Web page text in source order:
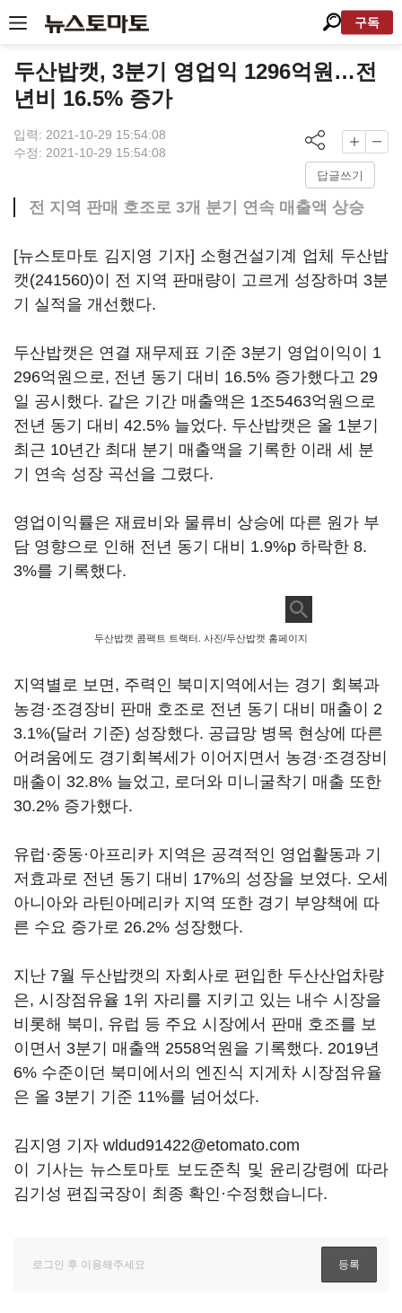
구독
두산밥캣, 3분기 영업익 1296억원…전
년비 16.5% 증가
입력: 2021-10-29 15:54:08
수정: 2021-10-29 15:54:08
답글쓰기
전 지역 판매 호조로 3개 분기 연속 매출액 상승
[뉴스토마토 김지영 기자] 소형건설기계 업체 두산밥
캣(241560)이 전 지역 판매량이 고르게 성장하며 3분
기 실적을 개선했다.
두산밥캣은 연결 재무제표 기준 3분기 영업이익이 1
296억원으로, 전년 동기 대비 16.5% 증가했다고 29
일 공시했다. 같은 기간 매출액은 1조5463억원으로
전년 동기 대비 42.5% 늘었다. 두산밥캣은 올 1분기
최근 10년간 최대 분기 매출액을 기록한 이래 세 분
기 연속 성장 곡선을 그렸다.
영업이익률은 재료비와 물류비 상승에 따른 원가 부
담 영향으로 인해 전년 동기 대비 1.9%p 하락한 8.
3%를 기록했다.
두산밥캣 콤팩트 트랙터. 사진/두산밥캣 홈페이지
지역별로 보면, 주력인 북미지역에서는 경기 회복과
농경·조경장비 판매 호조로 전년 동기 대비 매출이 2
3.1%(달러 기준) 성장했다. 공급망 병목 현상에 따른
어려움에도 경기회복세가 이어지면서 농경·조경장비
매출이 32.8% 늘었고, 로더와 미니굴착기 매출 또한
30.2% 증가했다.
유럽·중동·아프리카 지역은 공격적인 영업활동과 기
저효과로 전년 동기 대비 17%의 성장을 보였다. 오세
아니아와 라틴아메리카 지역 또한 경기 부양책에 따
른 수요 증가로 26.2% 성장했다.
지난 7월 두산밥캣의 자회사로 편입한 두산산업차량
은, 시장점유율 1위 자리를 지키고 있는 내수 시장을
비롯해 북미, 유럽 등 주요 시장에서 판매 호조를 보
이면서 3분기 매출액 2558억원을 기록했다. 2019년
6% 수준이던 북미에서의 엔진식 지게차 시장점유율
은 올 3분기 기준 11%를 넘어섰다.
김지영 기자 wldud91422@etomato.com
이 기사는 뉴스토마토 보도준칙 및 윤리강령에 따라
김기성 편집국장이 최종 확인·수정했습니다.